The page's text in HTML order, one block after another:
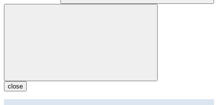
close